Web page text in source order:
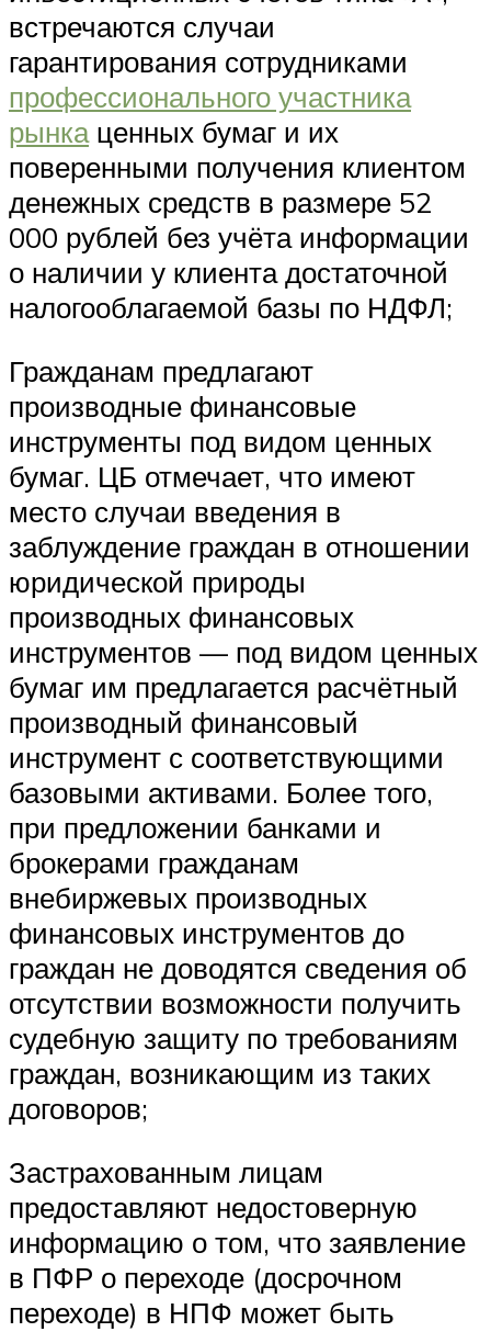
встречаются случаи
гарантирования сотрудниками
профессионального участника
рынкаценных бумаг и их
поверенными получения клиентом
денежных средств в размере 52
000 рублей без учёта информации
о наличии у клиента достаточной
налогооблагаемой базы по НДФЛ;
Гражданам предлагают
производные финансовые
инструменты под видом ценных
бумаг. ЦБ отмечает, что имеют
место случаи введения в
заблуждение граждан в отношении
юридической природы
производных финансовых
инструментов — под видом ценных
бумаг им предлагается расчётный
производный финансовый
инструмент с соответствующими
базовыми активами. Более того,
при предложении банками и
брокерами гражданам
внебиржевых производных
финансовых инструментов до
граждан не доводятся сведения об
отсутствии возможности получить
судебную защиту по требованиям
граждан, возникающим из таких
договоров;
Застрахованным лицам
предоставляют недостоверную
информацию о том, что заявление
в ПФР о переходе (досрочном
переходе) в НПФ может быть